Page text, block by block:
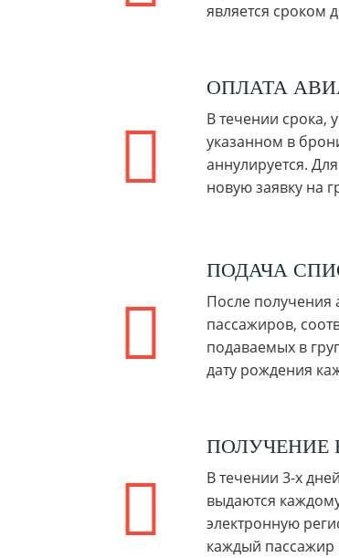
является сроком
ОПЛАТА
В течении срока,
указанном в
аннулируется.
новую заявку на
ПОДАЧА
После получения
пассажиров,
подаваемых в
дату рождения
ПОЛУЧЕНИЕ
В течении 3-х
выдаются
электронную
каждый пассажир